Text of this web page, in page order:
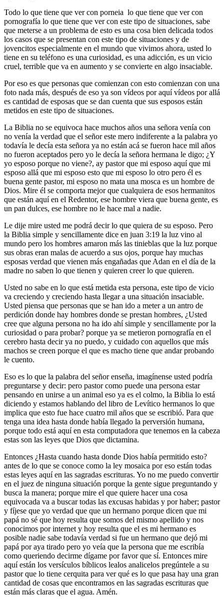
Todo lo que tiene que ver con porneia lo que tiene que ver con
pornografía lo que tiene que ver con este tipo de situaciones, sabe
que meterse a un problema de esto es una cosa bien delicada todos
los casos que se presentan con este tipo de situaciones y de
jovencitos especialmente en el mundo que vivimos ahora, usted lo
tiene en su teléfono es una curiosidad, es una adicción, es un vicio
cruel, terrible que va en aumento y se convierte en algo insaciable.
Por eso es que personas que comienzan con esto comienzan con una
foto nada más, después de eso ya son vídeos por aquí vídeos por allá
es cantidad de esposas que se dan cuenta que sus esposos están
metidos en este tipo de situaciones.
La Biblia no se equivoca hace muchos años una señora venía con
no venía la verdad que el señor este mero indiferente a la palabra yo
todavía le decía esta señora ya no están acá se fueron hace mil años
no fueron aceptados pero yo le decía la señora hermana le digo; ¿Y
yo esposo porque no viene?, ay pastor que mi esposo aquí que mi
esposo allá que mi esposo esto que mi esposo lo otro pero él es
buena gente pastor, mi esposo no mata una mosca es un hombre de
Dios. Mire él se comporta mejor que cualquiera de esos hermanitos
que están aquí en el Redentor, ese hombre viera que buena gente, es
un pan dulces, ese hombre no le hace mal a nadie.
Le dije mire usted me podrá decir lo que quiera de su esposo. Pero
la Biblia simple y sencillamente dice en juan 3:19 la luz vino al
mundo pero los hombres amaron más las tinieblas que la luz porque
sus obras eran malas de acuerdo a sus ojos, porque hay muchas
esposas verdad que vienen más engañadas que Adan en el día de la
madre no saben lo que tienen y quieren creer lo que quieren.
Usted no sabe en lo que está metida esta persona, este tipo de vicio
va creciendo y creciendo hasta llegar a una situación insaciable.
Usted piensa que personas que se han ido a meter a un antro de
perdición donde hay hombres donde se prestan hombres, ¿Usted
cree que alguna persona no ha ido ahí simple y sencillamente por la
curiosidad o para probar? porque ya se metieron pornografía en el
cerebro hasta decir ya no puedo, y cuidado con aquellos que más
machos se creen porque el que es macho tiene que andar probando
le cuento.
Eso es lo que la palabra del señor enseña, imagínense usted podría
preguntarse y decir: pero pastor como puede una persona estar
pensando en unirse a un animal eso ya es el colmo, la Biblia lo está
diciendo y estamos hablando del libro de Levítico hermanos lo que
implica que esto fue hace cuatro mil años que se escribió. Para que
tenga una idea hasta donde había llegado la perversión humana,
porque todo está aquí en esta computadora que tenemos en la cabeza
estas son las leyes que Dios que dictamina.
Entonces ¿Hasta cuando hasta donde Dios había permitido esto?
antes de lo que se conoce como la ley mosaica por eso están todas
estas leyes aquí en las sagradas escrituras. Yo no me puedo convertir
en el juez de ninguna situación porque la gente sigue preguntando y
busca la manera; porque mire el que quiere hacer una cosa
equivocada va a buscar todas las excusas habidas y por haber; pastor
y fíjese que yo verdad que que un hermano porque dicen que mi
papá no sé que hoy resulta que somos del mismo apellido y nos
conocimos por internet y hoy resulta que el es mi hermano es
posible nadie sabe todavía verdad si fue un hermano que dejó mi
papá por aya tirado pero yo veía que la persona que me escribía
como queriendo decirme dígame por favor que sí. Entonces mire
aquí están los versículos bíblicos lealos analicelos pregúntele a su
pastor que lo tiene cerquita para ver qué es lo que pasa hay una gran
cantidad de cosas que encontramos en las sagradas escrituras que
están más claras que el agua. Amén.